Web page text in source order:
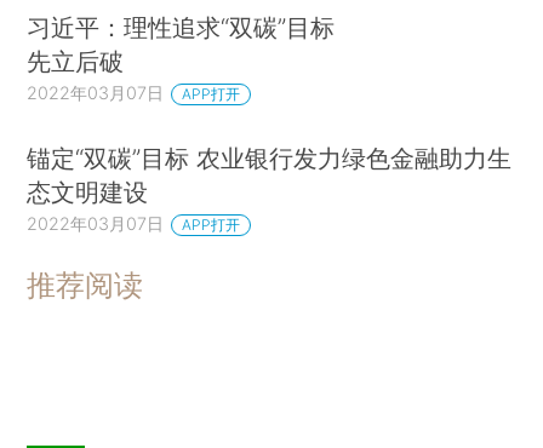
习近平：理性追求“双碳”目标
先立后破
2022年03月07日 APP打开
锚定“双碳”目标 农业银行发力绿色金融助力生
态文明建设
2022年03月07日 APP打开
推荐阅读